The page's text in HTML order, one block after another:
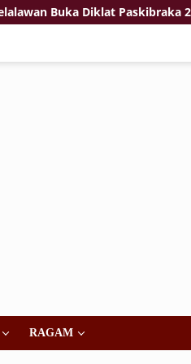
Buka Diklat Paskibraka
RAGAM